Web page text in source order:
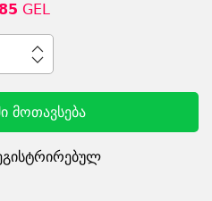
GEL
მოთავსება